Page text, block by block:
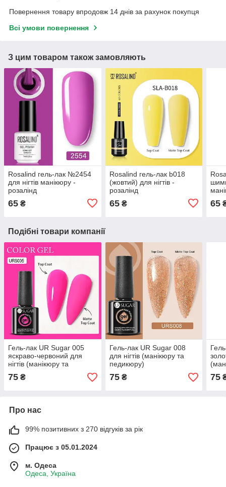
Повернення товару впродовж 14 днів за рахунок покупця
Всі умови повернення
З цим товаром також замовляють
Rosalind гель-лак №2454
для нігтів манікюру -
розалінд
65 ₴
Rosalind гель-лак b018
(жовтий) для нігтів -
розалінд
65₴ 65
Подібні товари компанії
Гель-лак UR Sugar 005
яскраво-червоний для
нігтів (манікюру та
педикюру)
75 ₴
Гель-лак UR Sugar 008
для нігтів (манікюру та
педикюру)
75₴ 75
Про нас
99% позитивних з 270 відгуків за рік
Працює з 05.01.2024
м. Одеса
Одеса, Україна